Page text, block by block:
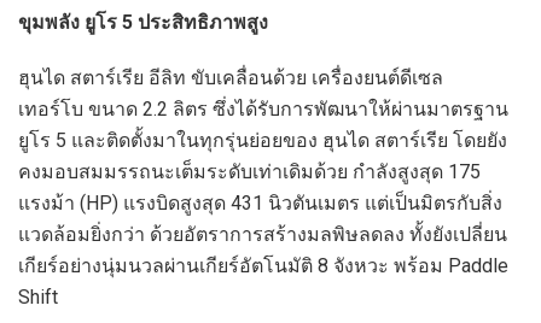
ขุมพลัง ยูโร 5 ประสิทธิภาพสูง
ฮุนได สตาร์เรีย อีลิท ขับเคลื่อนด้วย เครื่องยนต์ดีเซล
เทอร์โบ ขนาด 2.2 ลิตร ซึ่งได้รับการพัฒนาให้ผ่านมาตรฐาน
ยูโร 5 และติดตั้งมาในทุกรุ่นย่อยของ ฮุนได สตาร์เรีย โดยยัง
คงมอบสมมรรถนะเต็มระดับเท่าเดิมด้วย กำลังสูงสุด 175
แรงม้า (HP) แรงบิดสูงสุด 431 นิวตันเมตร แต่เป็นมิตรกับสิ่ง
แวดล้อมยิ่งกว่า ด้วยอัตราการสร้างมลพิษลดลง ทั้งยังเปลี่ยน
เกียร์อย่างนุ่มนวลผ่านเกียร์อัตโนมัติ 8 จังหวะ พร้อม Paddle
Shift